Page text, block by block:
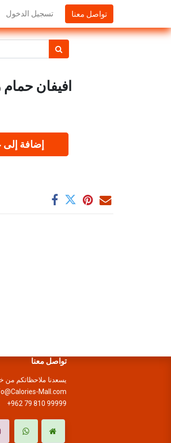
تسجيل الدخول تواصل معنا
افيفان حمام
إضافة
تواصل معنا
يسعدنا ملاحظاتكم من
Mall.com
+962 79 810 99999